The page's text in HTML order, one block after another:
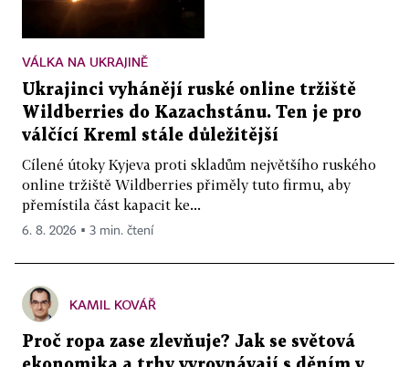
VÁLKA NA UKRAJINĚ
Ukrajinci vyhánějí ruské online tržiště
Wildberries do Kazachstánu. Ten je pro
válčící Kreml stále důležitější
Cílené útoky Kyjeva proti skladům největšího ruského
online tržiště Wildberries přiměly tuto firmu, aby
přemístila část kapacit ke...
6. 8. 2026 ▪ 3 min. čtení
KAMIL KOVÁŘ
Proč ropa zase zlevňuje? Jak se světová